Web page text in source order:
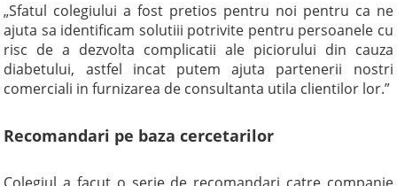
„Sfatul colegiului a fost pretios pentru noi pentru ca ne
ajuta sa identificam solutiii potrivite pentru persoanele cu
risc de a dezvolta complicatii ale piciorului din cauza
diabetului, astfel incat putem ajuta partenerii nostri
comerciali in furnizarea de consultanta utila clientilor lor.”
Recomandari pe baza cercetarilor